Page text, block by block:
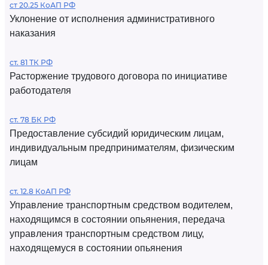
ст 20.25 КоАП РФ
Уклонение от исполнения административного
наказания
ст. 81 ТК РФ
Расторжение трудового договора по инициативе
работодателя
ст. 78 БК РФ
Предоставление субсидий юридическим лицам,
индивидуальным предпринимателям, физическим
лицам
ст. 12.8 КоАП РФ
Управление транспортным средством водителем,
находящимся в состоянии опьянения, передача
управления транспортным средством лицу,
находящемуся в состоянии опьянения